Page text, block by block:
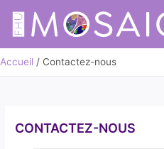
Accueil Contactez-nous
CONTACTEZ-NOUS